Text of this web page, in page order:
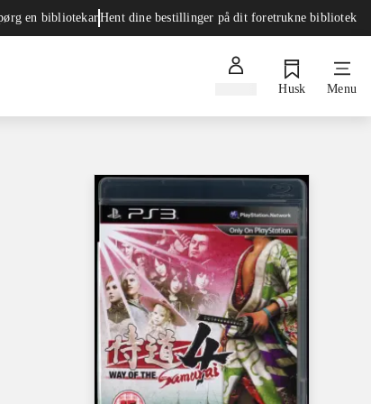
en bibliotekarHent dine bestillinger på dit foretrukne bibliotek
Husk Menu